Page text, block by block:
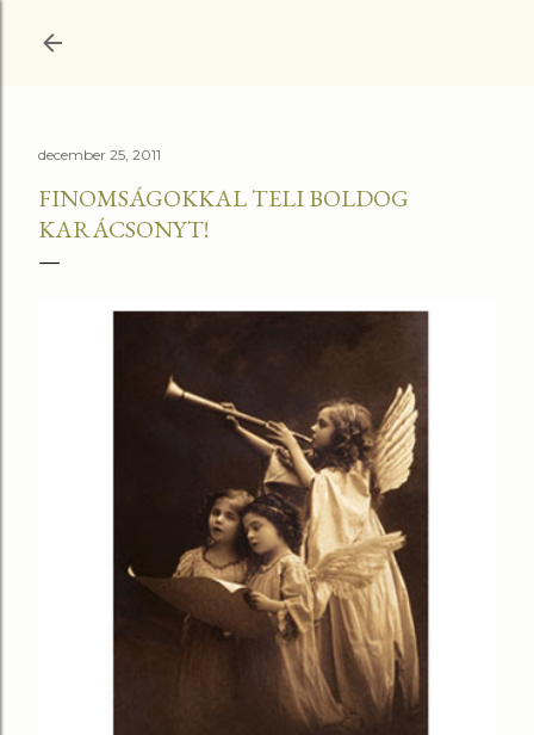
december 25, 2011
FINOMSÁGOKKAL TELI BOLDOG
KARÁCSONYT!